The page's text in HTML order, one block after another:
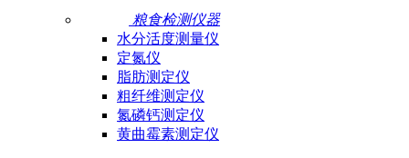
粮食检测仪器
水分活度测量仪
定氮仪
脂肪测定仪
粗纤维测定仪
氮磷钙测定仪
黄曲霉素测定仪